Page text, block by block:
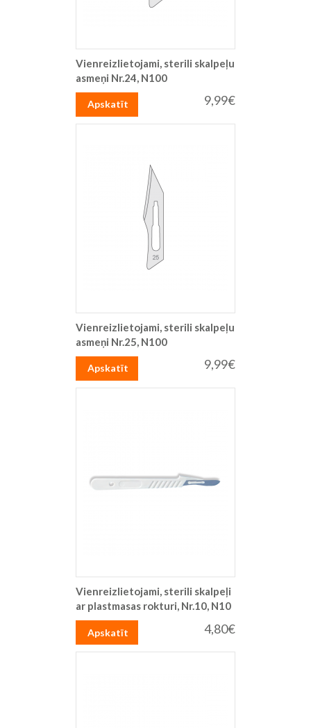
Vienreizlietojami, sterili skalpeļu
asmeņi Nr.24, N100
9,99€
Apskatīt
Vienreizlietojami, sterili skalpeļu
asmeņi Nr.25, N100
9,99€
Apskatīt
Vienreizlietojami, sterili skalpeļi
ar plastmasas rokturi, Nr.10, N10
4,80€
Apskatīt